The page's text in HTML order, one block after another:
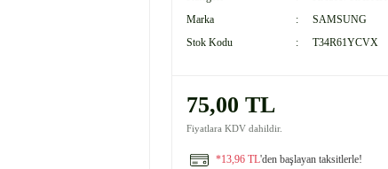
Marka
SAMSUNG
Stok Kodu
T34R61YCVX
75,00 TL
Fiyatlara KDV dahildir.
*13,96 TL'den başlayan taksitlerle!